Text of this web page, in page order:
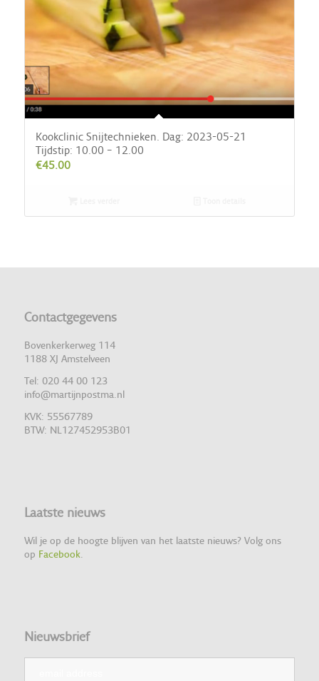
Kookclinic Snijtechnieken. Dag: 2023-05-21
Tijdstip: 10.00 – 12.00
€45.00
Contactgegevens
Bovenkerkerweg 114
1188 XJ Amstelveen
Tel: 020 44 00 123
info@martijnpostma.nl
KVK: 55567789
BTW: NL127452953B01
Laatste nieuws
Wil je op de hoogte blijven van het laatste nieuws? Volg ons
op Facebook.
Nieuwsbrief